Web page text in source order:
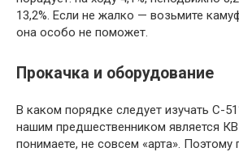
13,2%. Если не жалко — возьмите
она особо не поможет.
Прокачка и оборудование
В каком порядке следует изучать С-
нашим предшественником является
понимаете, не совсем «арта».